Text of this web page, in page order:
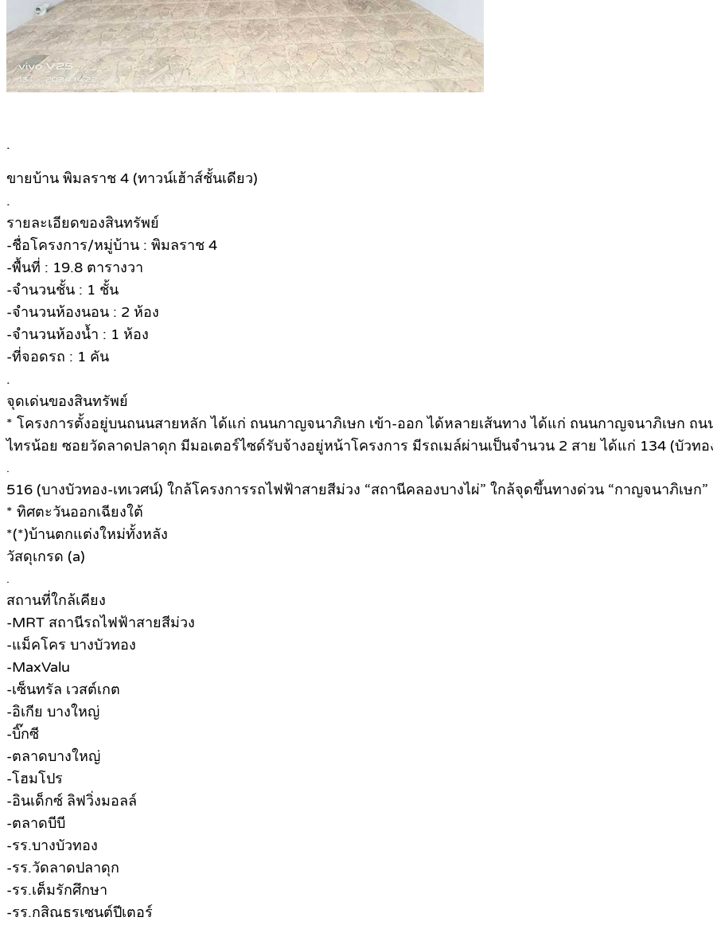
.
ขายบ้าน พิมลราช 4 (ทาวน์เฮ้าส์ชั้นเดียว)
.
รายละเอียดของสินทรัพย์
-ชื่อโครงการ/หมู่บ้าน : พิมลราช 4
-พื้นที่ : 19.8 ตารางวา
-จำนวนชั้น : 1 ชั้น
-จำนวนห้องนอน : 2 ห้อง
-จำนวนห้องน้ำ : 1 ห้อง
-ที่จอดรถ : 1 คัน
.
จุดเด่นของสินทรัพย์
* โครงการตั้งอยู่บนถนนสายหลัก ได้แก่ ถนนกาญจนาภิเษก เข้า-ออก ได้หลายเส้นทาง ได้แก่ ถนนกาญจนาภิเษก ถน
ไทรน้อย ซอยวัดลาดปลาดุก มีมอเตอร์ไซด์รับจ้างอยู่หน้าโครงการ มีรถเมล์ผ่านเป็นจำนวน 2 สาย ได้แก่ 134 (บัวท
.
516 (บางบัวทอง-เทเวศน์) ใกล้โครงการรถไฟฟ้าสายสีม่วง “สถานีคลองบางไผ่” ใกล้จุดขึ้นทางด่วน “กาญจนาภิเษก”
* ทิศตะวันออกเฉียงใต้
*(*)บ้านตกแต่งใหม่ทั้งหลัง
วัสดุเกรด (a)
.
สถานที่ใกล้เคียง
-MRT สถานีรถไฟฟ้าสายสีม่วง
-แม็คโคร บางบัวทอง
-MaxValu
-เซ็นทรัล เวสต์เกต
-อิเกีย บางใหญ่
-บิ๊กซี
-ตลาดบางใหญ่
-โฮมโปร
-อินเด็กซ์ ลิฟวิ่งมอลล์
-ตลาดบีบี
-รร.บางบัวทอง
-รร.วัดลาดปลาดุก
-รร.เต็มรักศึกษา
-รร.กสิณธรเซนต์ปีเตอร์